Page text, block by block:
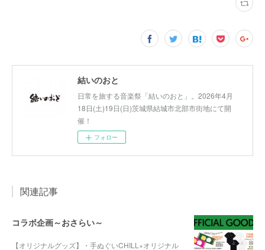
結いのおと
日常を旅する音楽祭「結いのおと」。2026年4月
18日(土)19日(日)茨城県結城市北部市街地にて開
催！
フォロー
関連記事
コラボ企画～おさらい～
【オリジナルグッズ】・手ぬぐいCHILL×オリジナル